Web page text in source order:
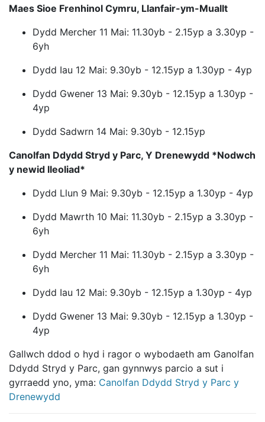
Maes Sioe Frenhinol Cymru, Llanfair-ym-Muallt
Dydd Mercher 11 Mai: 11.30yb - 2.15yp a 3.30yp -
6yh
Dydd Iau 12 Mai: 9.30yb - 12.15yp a 1.30yp - 4yp
Dydd Gwener 13 Mai: 9.30yb - 12.15yp a 1.30yp -
4yp
Dydd Sadwrn 14 Mai: 9.30yb - 12.15yp
Canolfan Ddydd Stryd y Parc, Y Drenewydd *Nodwch
y newid lleoliad*
Dydd Llun 9 Mai: 9.30yb - 12.15yp a 1.30yp - 4yp
Dydd Mawrth 10 Mai: 11.30yb - 2.15yp a 3.30yp -
6yh
Dydd Mercher 11 Mai: 11.30yb - 2.15yp a 3.30yp -
6yh
Dydd Iau 12 Mai: 9.30yb - 12.15yp a 1.30yp - 4yp
Dydd Gwener 13 Mai: 9.30yb - 12.15yp a 1.30yp -
4yp
Gallwch ddod o hyd i ragor o wybodaeth am Ganolfan
Ddydd Stryd y Parc, gan gynnwys parcio a sut i
gyrraedd yno, yma: Canolfan Ddydd Stryd y Parc y
Drenewydd